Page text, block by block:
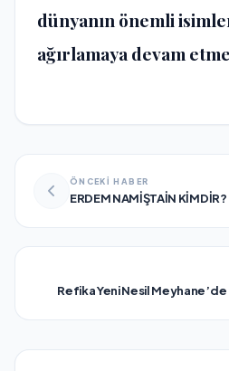
dünyanın önemli
ağırlamaya devam
ÖNCEKİ HABER
ERDEM NAMİŞTAİN KİMDİR?
Refika Yeni Nesil